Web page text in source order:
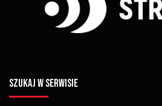
SZUKAJ W SERWISIE